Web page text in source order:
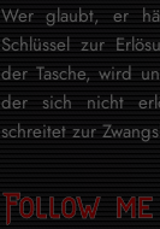
Wer glaubt, er
Schlüssel zur
der Tasche, wird
der sich nicht
schreitet zur
Follow me